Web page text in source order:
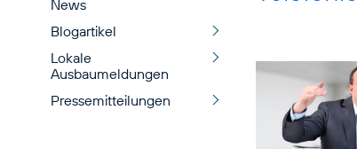
News
Blogartikel
Lokale
Ausbaumeldungen
Pressemitteilungen